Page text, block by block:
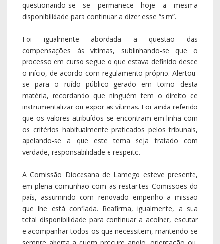
questionando-se se permanece hoje a mesma
disponibilidade para continuar a dizer esse “sim”.
Foi igualmente abordada a questão das
compensações às vítimas, sublinhando-se que o
processo em curso segue o que estava definido desde
o início, de acordo com regulamento próprio. Alertou-
se para o ruído público gerado em torno desta
matéria, recordando que ninguém tem o direito de
instrumentalizar ou expor as vítimas. Foi ainda referido
que os valores atribuídos se encontram em linha com
os critérios habitualmente praticados pelos tribunais,
apelando-se a que este tema seja tratado com
verdade, responsabilidade e respeito.
A Comissão Diocesana de Lamego esteve presente,
em plena comunhão com as restantes Comissões do
país, assumindo com renovado empenho a missão
que lhe está confiada. Reafirma, igualmente, a sua
total disponibilidade para continuar a acolher, escutar
e acompanhar todos os que necessitem, mantendo-se